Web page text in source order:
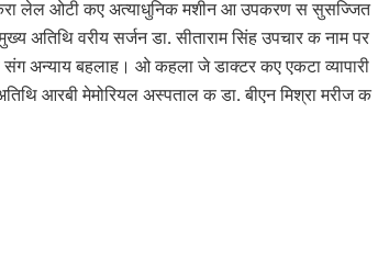
लेल ओटी कए अत्याधुनिक मशीन आ उपकरण स सुसज्जित
अतिथि वरीय सर्जन डा. सीताराम सिंह उपचार क नाम पर
अन्याय बहलाह। ओ कहला जे डाक्टर कए एकटा व्‍यापारी
आरबी मेमोरियल अस्पताल क डा. बीएन मिश्रा मरीज क